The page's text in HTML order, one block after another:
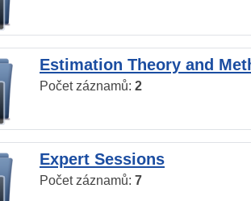
Estimation Theory and
Počet záznamů: 2
Expert Sessions
Počet záznamů: 7